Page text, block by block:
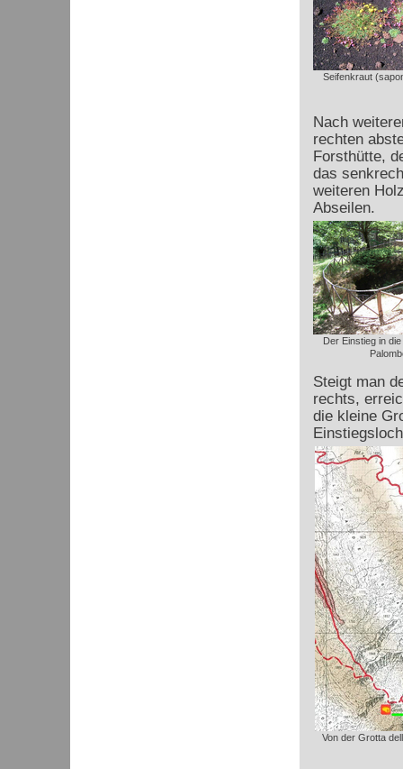
Seifenkraut
Nach
rechten
Forsthütte,
das
weiteren
Abseilen.
Der Einstieg in
Steigt man
rechts,
die kleine
Von der Grotta